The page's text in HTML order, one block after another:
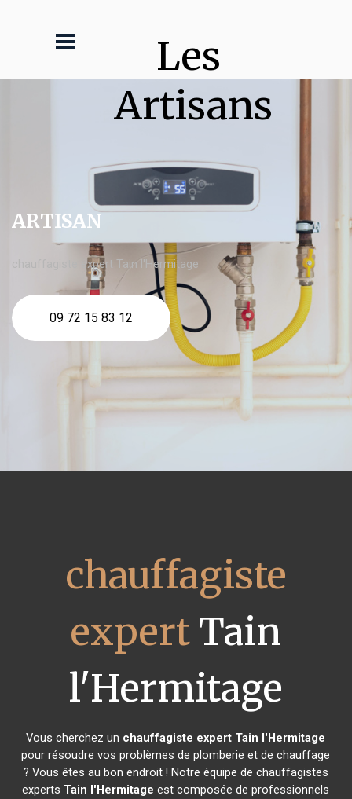
Les
Artisans
ARTISAN
chauffagiste expert Tain l'Hermitage
09 72 15 83 12
chauffagiste
expertTain
l'Hermitage
Vous cherchez un chauffagiste expert Tain l'Hermitage
pour résoudre vos problèmes de plomberie et de chauffage
? Vous êtes au bon endroit ! Notre équipe de chauffagistes
experts Tain l'Hermitage est composée de professionnels